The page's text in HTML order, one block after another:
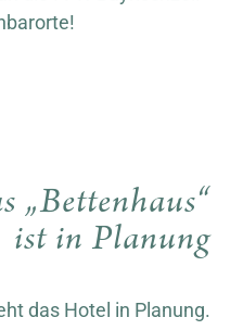
„Bettenhaus“
ist in Planung
das Hotel in Planung.